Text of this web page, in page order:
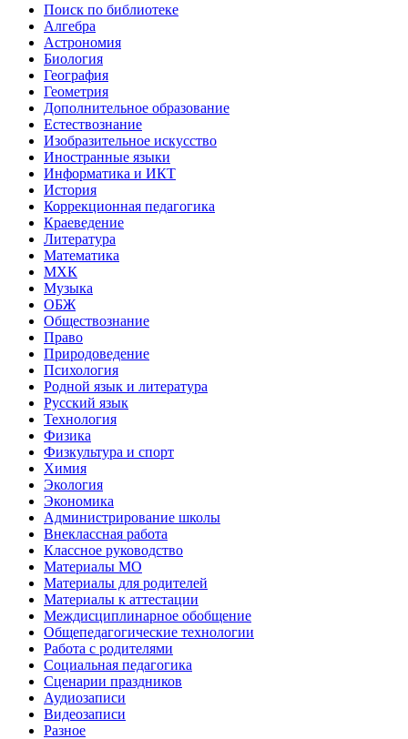
Поиск по библиотеке
Алгебра
Астрономия
Биология
География
Геометрия
Дополнительное образование
Естествознание
Изобразительное искусство
Иностранные языки
Информатика и ИКТ
История
Коррекционная педагогика
Краеведение
Литература
Математика
МХК
Музыка
ОБЖ
Обществознание
Право
Природоведение
Психология
Родной язык и литература
Русский язык
Технология
Физика
Физкультура и спорт
Химия
Экология
Экономика
Администрирование школы
Внеклассная работа
Классное руководство
Материалы МО
Материалы для родителей
Материалы к аттестации
Междисциплинарное обобщение
Общепедагогические технологии
Работа с родителями
Социальная педагогика
Сценарии праздников
Аудиозаписи
Видеозаписи
Разное